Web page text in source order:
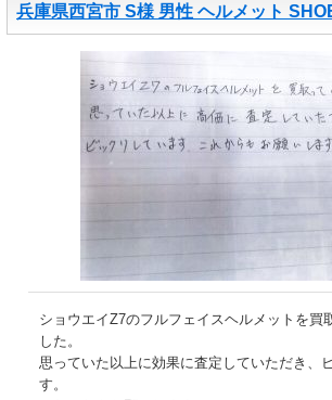
兵庫県西宮市 S様 男性 ヘルメット
ショウエイZ7のフルフェイスヘルメットを買
した。
思っていた以上に効果に査定していただき、
す。